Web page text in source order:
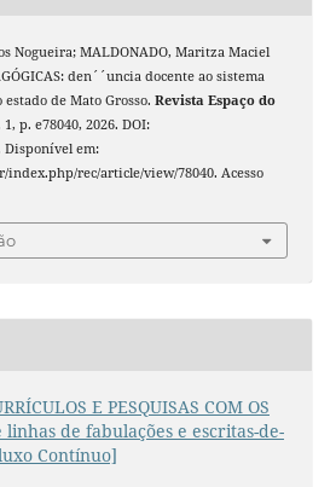
Nogueira; MALDONADO, Maritza Maciel
den´´uncia docente ao sistema
de Mato Grosso. Revista Espaço do
1, p. e78040, 2026. DOI:
Disponível em:
rec/article/view/78040. Acesso
E PESQUISAS COM OS
linhas de fabulações e escritas-de-
Contínuo]